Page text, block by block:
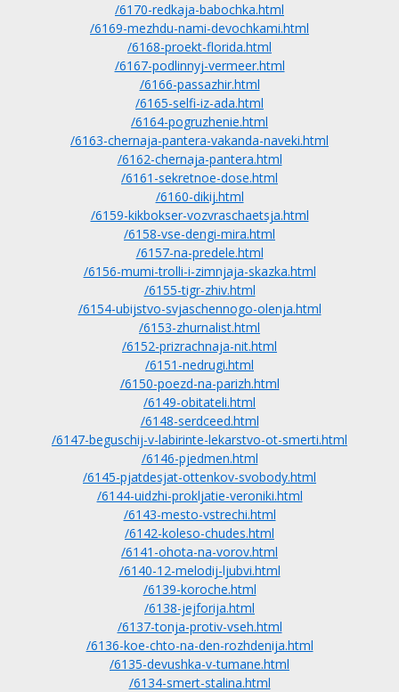
/6170-redkaja-babochka.html
/6169-mezhdu-nami-devochkami.html
/6168-proekt-florida.html
/6167-podlinnyj-vermeer.html
/6166-passazhir.html
/6165-selfi-iz-ada.html
/6164-pogruzhenie.html
/6163-chernaja-pantera-vakanda-naveki.html
/6162-chernaja-pantera.html
/6161-sekretnoe-dose.html
/6160-dikij.html
/6159-kikbokser-vozvraschaetsja.html
/6158-vse-dengi-mira.html
/6157-na-predele.html
/6156-mumi-trolli-i-zimnjaja-skazka.html
/6155-tigr-zhiv.html
/6154-ubijstvo-svjaschennogo-olenja.html
/6153-zhurnalist.html
/6152-prizrachnaja-nit.html
/6151-nedrugi.html
/6150-poezd-na-parizh.html
/6149-obitateli.html
/6148-serdceed.html
/6147-beguschij-v-labirinte-lekarstvo-ot-smerti.html
/6146-pjedmen.html
/6145-pjatdesjat-ottenkov-svobody.html
/6144-uidzhi-prokljatie-veroniki.html
/6143-mesto-vstrechi.html
/6142-koleso-chudes.html
/6141-ohota-na-vorov.html
/6140-12-melodij-ljubvi.html
/6139-koroche.html
/6138-jejforija.html
/6137-tonja-protiv-vseh.html
/6136-koe-chto-na-den-rozhdenija.html
/6135-devushka-v-tumane.html
/6134-smert-stalina.html